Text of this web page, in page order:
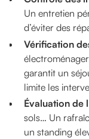
Un entretien
d’éviter des
Vérification
garantit un
limite les
Évaluation de
sols… Un
un standing